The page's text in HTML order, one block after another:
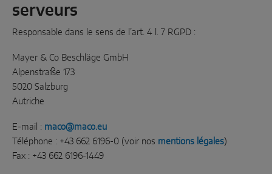
serveurs
Responsable dans le sens de l’art. 4 l. 7 RGPD :
Mayer & Co Beschläge GmbH
Alpenstraße 173
5020 Salzburg
Autriche
E-mail : maco@maco.eu
Téléphone : +43 662 6196-0 (voir nos mentions légales)
Fax : +43 662 6196-1449